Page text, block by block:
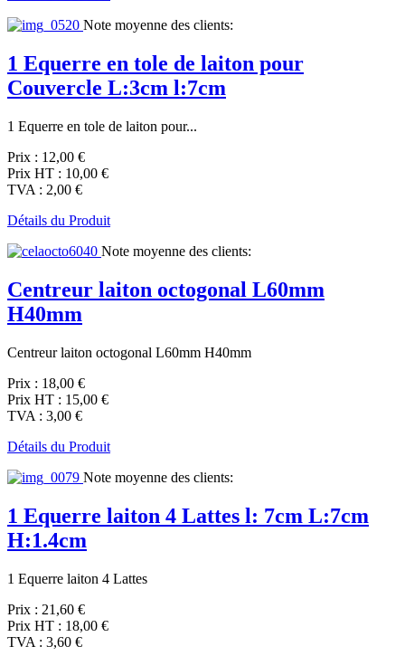
Note moyenne des clients:
1 Equerre en tole de laiton pour
Couvercle L:3cm l:7cm
1 Equerre en tole de laiton pour...
Prix : 12,00 €
Prix HT : 10,00 €
TVA : 2,00 €
Détails du Produit
Note moyenne des clients:
Centreur laiton octogonal L60mm
H40mm
Centreur laiton octogonal L60mm H40mm
Prix : 18,00 €
Prix HT : 15,00 €
TVA : 3,00 €
Détails du Produit
Note moyenne des clients:
1 Equerre laiton 4 Lattes l: 7cm L:7cm
H:1.4cm
1 Equerre laiton 4 Lattes
Prix : 21,60 €
Prix HT : 18,00 €
TVA : 3,60 €